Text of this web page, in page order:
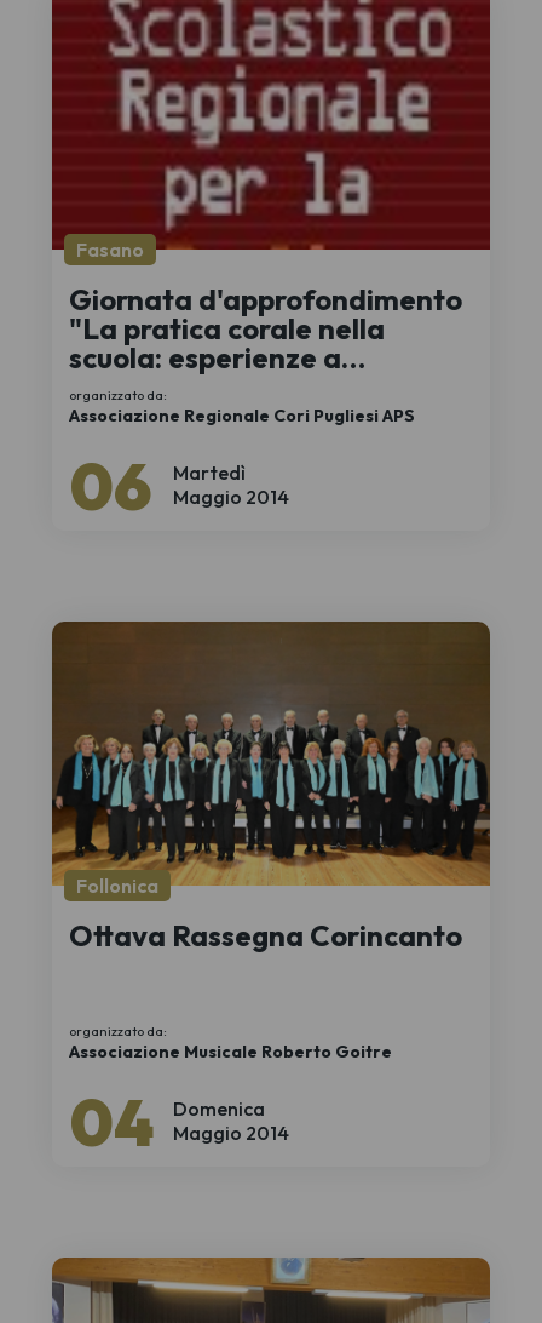
Martedì
06 Maggio 2014
Fasano
Giornata d'approfondimento
"La pratica corale nella
scuola: esperienze a
confronto e nuove prospetti
organizzato da:
Associazione Regionale Cori Pugliesi APS
Domenica
04 Maggio 2014
Follonica
Ottava Rassegna Corincanto
organizzato da:
Associazione Musicale Roberto Goitre